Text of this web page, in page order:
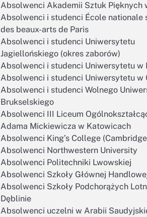
Absolwenci Akademii Sztuk Pięknych
Absolwenci i studenci École nationale
des beaux-arts de Paris
Absolwenci i studenci Uniwersytetu
Jagiellońskiego (okres zaborów)
Absolwenci i studenci Uniwersytetu w
Absolwenci i studenci Uniwersytetu w
Absolwenci i studenci Wolnego
Brukselskiego
Absolwenci III Liceum
Adama Mickiewicza w Katowicach
Absolwenci King’s College
Absolwenci Northwestern University
Absolwenci Politechniki Lwowskiej
Absolwenci Szkoły Głównej
Absolwenci Szkoły Podchorążych
Dęblinie
Absolwenci uczelni w Arabii